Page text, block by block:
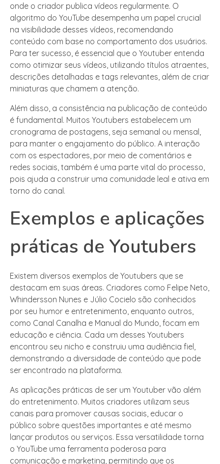
onde o criador publica vídeos regularmente. O
algoritmo do YouTube desempenha um papel crucial
na visibilidade desses vídeos, recomendando
conteúdo com base no comportamento dos usuários.
Para ter sucesso, é essencial que o Youtuber entenda
como otimizar seus vídeos, utilizando títulos atraentes,
descrições detalhadas e tags relevantes, além de criar
miniaturas que chamem a atenção.
Além disso, a consistência na publicação de conteúdo
é fundamental. Muitos Youtubers estabelecem um
cronograma de postagens, seja semanal ou mensal,
para manter o engajamento do público. A interação
com os espectadores, por meio de comentários e
redes sociais, também é uma parte vital do processo,
pois ajuda a construir uma comunidade leal e ativa em
torno do canal.
Exemplos e aplicações
práticas de Youtubers
Existem diversos exemplos de Youtubers que se
destacam em suas áreas. Criadores como Felipe Neto,
Whindersson Nunes e Júlio Cocielo são conhecidos
por seu humor e entretenimento, enquanto outros,
como Canal Canalha e Manual do Mundo, focam em
educação e ciência. Cada um desses Youtubers
encontrou seu nicho e construiu uma audiência fiel,
demonstrando a diversidade de conteúdo que pode
ser encontrado na plataforma.
As aplicações práticas de ser um Youtuber vão além
do entretenimento. Muitos criadores utilizam seus
canais para promover causas sociais, educar o
público sobre questões importantes e até mesmo
lançar produtos ou serviços. Essa versatilidade torna
o YouTube uma ferramenta poderosa para
comunicação e marketing, permitindo que os